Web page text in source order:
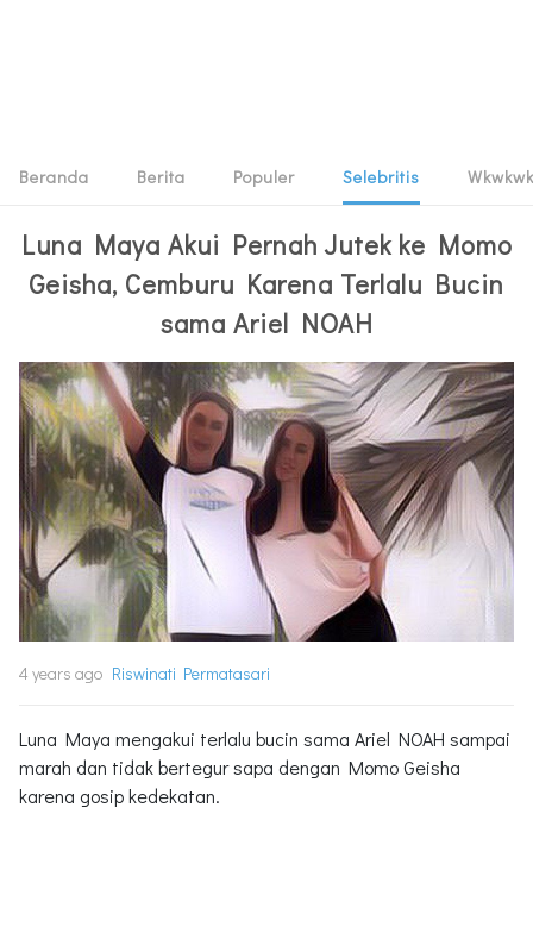
Beranda Berita Populer Selebritis Wkwkwk
Luna Maya Akui Pernah Jutek ke Momo
Geisha, Cemburu Karena Terlalu Bucin
sama Ariel NOAH
4 years ago Riswinati Permatasari
Luna Maya mengakui terlalu bucin sama Ariel NOAH sampai
marah dan tidak bertegur sapa dengan Momo Geisha
karena gosip kedekatan.